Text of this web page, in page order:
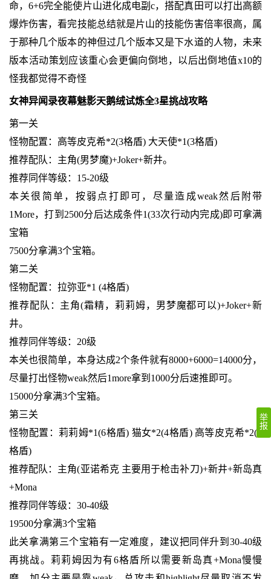
命，6+6完全能使片山进化成电副c，搭配真田可以打出高额
爆炸伤害，看完技能总结就是片山的技能伤害倍率很高，属
于那种几个版本的神但过几个版本又是下水道的人物，未来
版本活动策划应该重心会更偏向倒地，以后出倒地值x10的
怪我都觉得不奇怪
女神异闻录夜幕魅影天鹅绒试炼全3星挑战攻略
第一关
怪物配置：高等皮克希*2(3格盾) 大天使*1(3格盾)
推荐配队：主角(男梦魔)+Joker+新井。
推荐同伴等级：15-20级
本关很简单，按弱点打即可，尽量造成weak然后附带
1More，打到2500分后达成条件1(33次行动内完成)即可拿满
宝箱
7500分拿满3个宝箱。
第二关
怪物配置：拉弥亚*1 (4格盾)
推荐配队：主角(霜精，莉莉姆，男梦魔都可以)+Joker+新
井。
推荐同伴等级：20级
本关也很简单，本身达成2个条件就有8000+6000=14000分，
尽量打出怪物weak然后1more拿到1000分后速推即可。
15000分拿满3个宝箱。
第三关
怪物配置：莉莉姆*1(6格盾) 猫女*2(4格盾) 高等皮克希*2(4
格盾)
推荐配队：主角(亚诺希克 主要用于枪击补刀)+新井+新岛真
+Mona
推荐同伴等级：30-40级
19500分拿满3个宝箱
此关拿满第三个宝箱有一定难度，建议把同伴升到30-40级
再挑战。莉莉姆因为有6格盾所以需要新岛真+Mona慢慢
举
报